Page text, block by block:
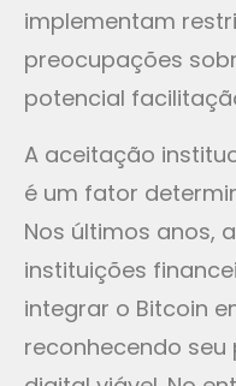
implementam
preocupações
potencial
A aceitação
é um fator
Nos últimos anos,
instituições
integrar o Bitcoin
reconhecendo